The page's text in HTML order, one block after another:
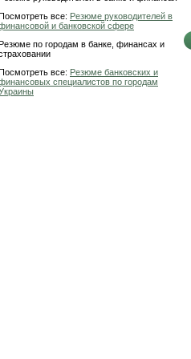
все: Резюме руководителей в
и банковской сфере
по городам в банке, финансах и
все: Резюме банковских и
специалистов по городам